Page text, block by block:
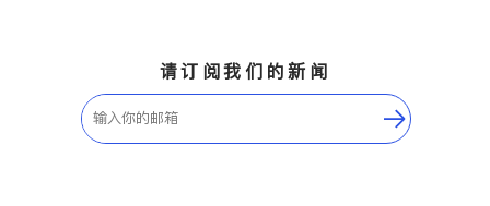
请订阅我们的新闻